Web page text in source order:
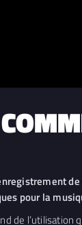
pour la
de l’utilisation